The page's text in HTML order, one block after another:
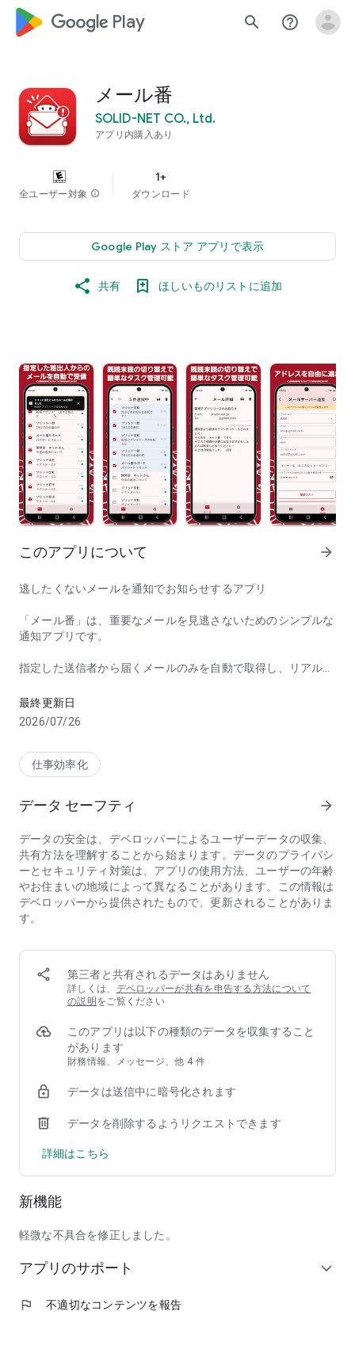
google_logo Play search help_outline
メール番
SOLID-NET CO., Ltd.
アプリ内購入あり
全ユーザー対象 info
1+
ダウンロード
Google Play ストア アプリで表示
共有 ほしいものリストに追加
このアプリについて arrow_forward
逃したくないメールを通知でお知らせするアプリ
「メール番」は、重要なメールを見逃さないためのシンプルな
通知アプリです。
指定した送信者から届くメールのみを自動で取得し、リアルタ
となく、本当に必要なメールだけを確実にチェックできます。
通知一覧からワンタップでメールの詳細を確認でき、既読・未
・リアルタイムでプッシュ通知
・通知一覧からメール詳細を確認
・既読／未読の管理機能
・メールの削除機能
大切な連絡や見逃したくないメールを、確実に受け取りたい方
※本アプリはユーザーの許可のもとでメール情報にアクセスし
ます。
最終更新日
2026/07/26
仕事効率化
データ セーフティ arrow_forward
データの安全は、デベロッパーによるユーザーデータの収集、
共有方法を理解することから始まります。データのプライバシ
ーとセキュリティ対策は、アプリの使用方法、ユーザーの年齢
やお住まいの地域によって異なることがあります。この情報は
デベロッパーから提供されたもので、更新されることがありま
す。
第三者と共有されるデータはありません
詳しくは、 デベロッパーが共有を申告する方法について
の説明 をご覧ください
このアプリは以下の種類のデータを収集すること
があります
財務情報、メッセージ、他 4 件
データは送信中に暗号化されます
データを削除するようリクエストできます
詳細はこちら
新機能
軽微な不具合を修正しました。
アプリのサポート expand_more
flag 不適切なコンテンツを報告